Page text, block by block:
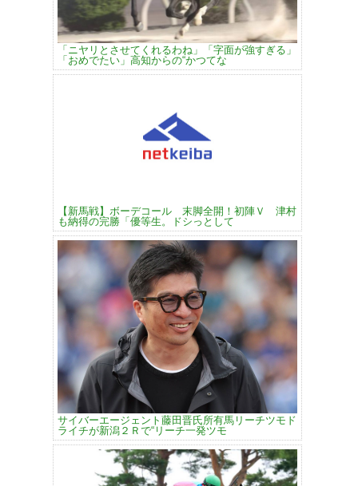
「ニヤリとさせてくれるわね」「字面が強すぎる」
「おめでたい」高知からの“かつてな
【新馬戦】ボーデコール 末脚全開！初陣Ｖ 津村
も納得の完勝「優等生。ドシっとして
サイバーエージェント藤田晋氏所有馬リーチツモド
ライチが新潟２Ｒで“リーチ一発ツモ